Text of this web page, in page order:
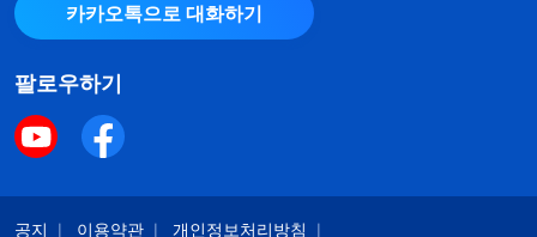
카카오톡으로 대화하기
팔로우하기
공지 이용약관 개인정보처리방침